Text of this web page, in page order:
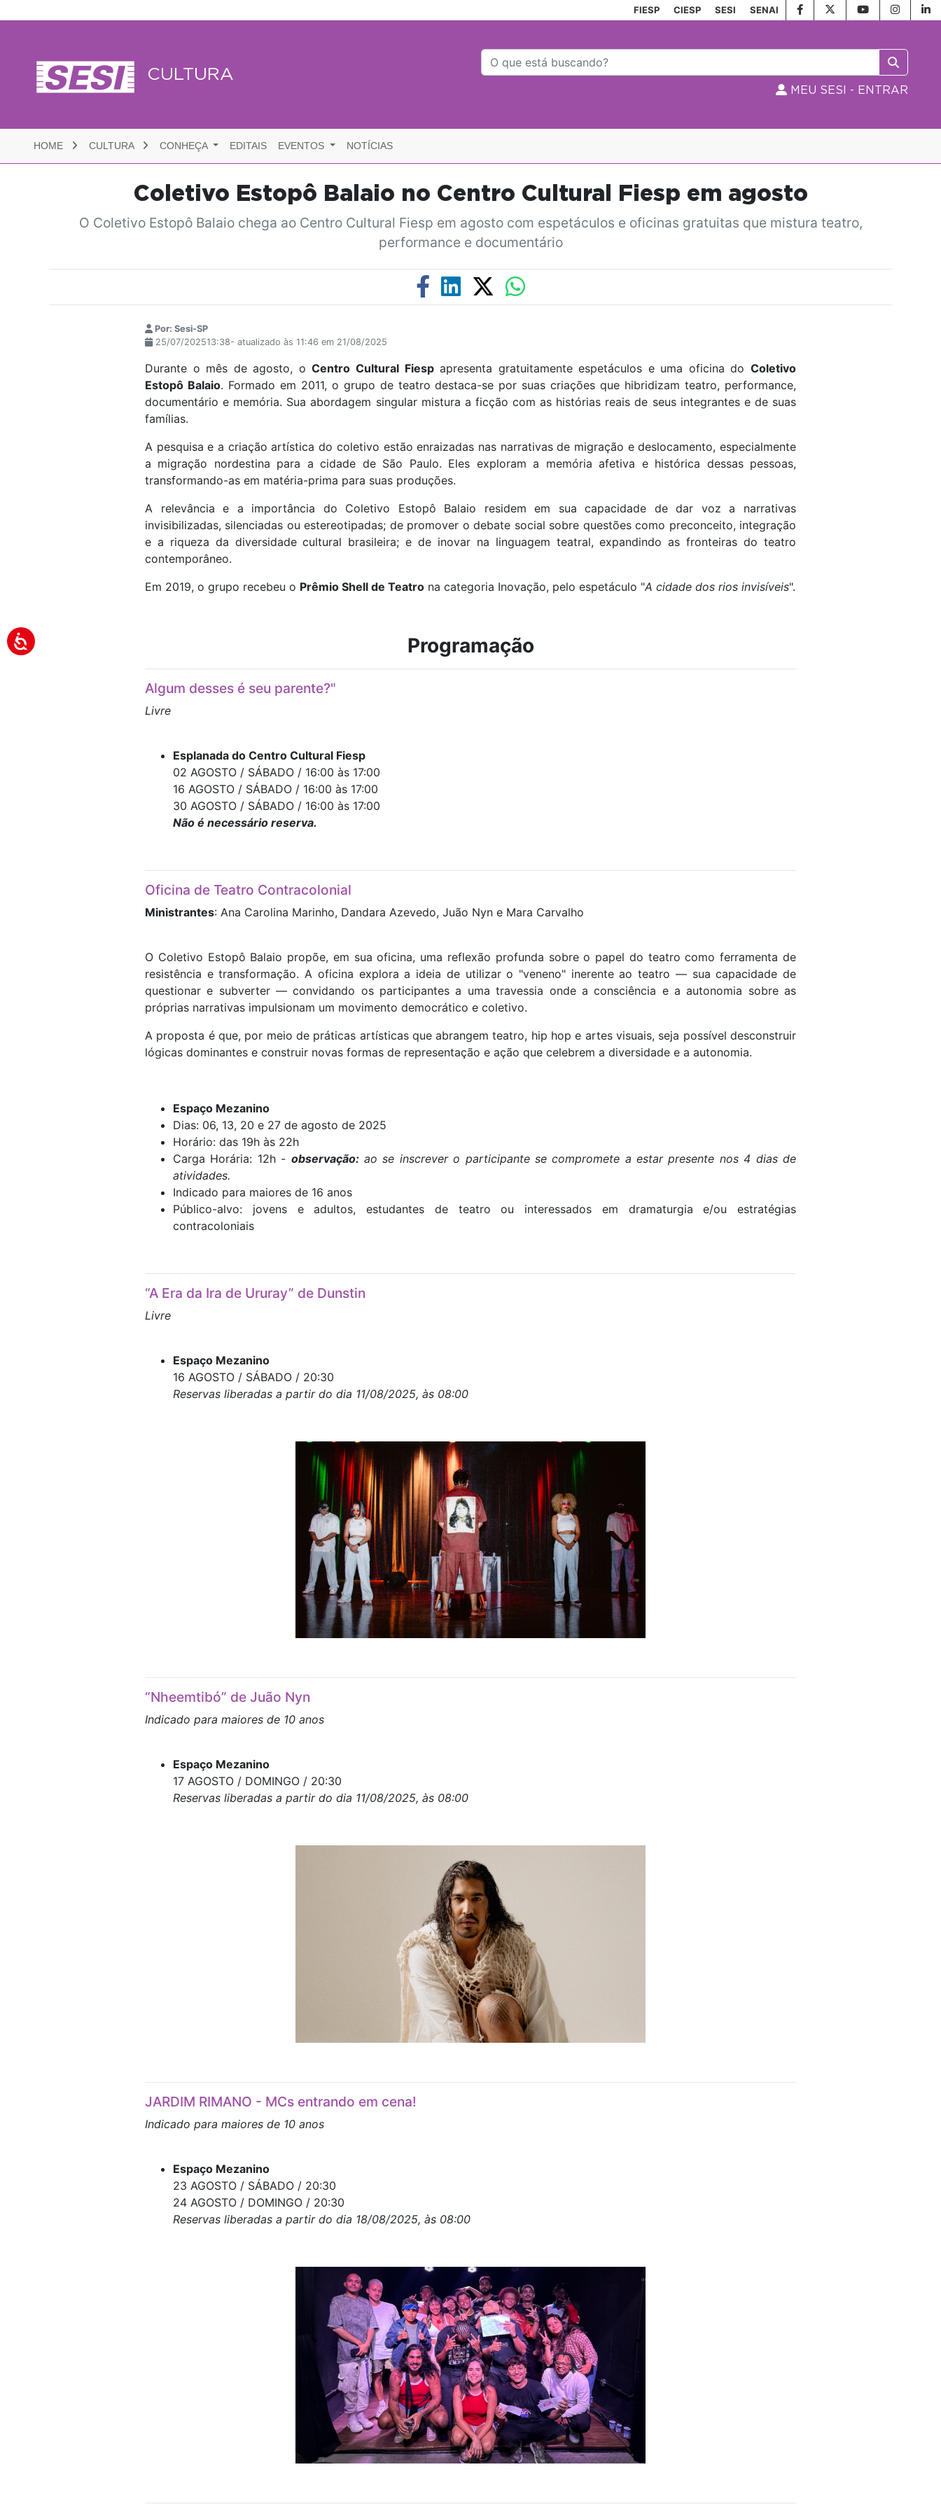
FIESP CIESP SESI SENAI
CULTURA
MEU SESI - ENTRAR
HOME CULTURA CONHEÇA EDITAIS EVENTOS NOTÍCIAS
Coletivo Estopô Balaio no Centro Cultural Fiesp em agosto
O Coletivo Estopô Balaio chega ao Centro Cultural Fiesp em agosto com espetáculos e oficinas gratuitas que mistura teatro,
performance e documentário
Por: Sesi-SP
25/07/202513:38- atualizado às 11:46 em 21/08/2025
Durante o mês de agosto, oCentro Cultural Fiespapresenta gratuitamente espetáculos e uma oficina do Coletivo
Estopô Balaio. Formado em 2011, o grupo de teatro destaca-se por suas criações que hibridizam teatro, performance,
documentário e memória. Sua abordagem singular mistura a ficção com as histórias reais de seus integrantes e de suas
famílias.
A pesquisa e a criação artística do coletivo estão enraizadas nas narrativas de migração e deslocamento, especialmente
a migração nordestina para a cidade de São Paulo. Eles exploram a memória afetiva e histórica dessas pessoas,
transformando-as em matéria-prima para suas produções.
A relevância e a importância do Coletivo Estopô Balaio residem em sua capacidade de dar voz a narrativas
invisibilizadas, silenciadas ou estereotipadas; de promover o debate social sobre questões como preconceito, integração
e a riqueza da diversidade cultural brasileira; e de inovar na linguagem teatral, expandindo as fronteiras do teatro
contemporâneo.
Em 2019, o grupo recebeu o Prêmio Shell de Teatro na categoria Inovação, pelo espetáculo "A cidade dos rios invisíveis".
Programação
Algum desses é seu parente?"
Livre
Esplanada do Centro Cultural Fiesp
02 AGOSTO / SÁBADO / 16:00 às 17:00
16 AGOSTO / SÁBADO / 16:00 às 17:00
30 AGOSTO / SÁBADO / 16:00 às 17:00
Não é necessário reserva.
Oficina de Teatro Contracolonial
Ministrantes: Ana Carolina Marinho, Dandara Azevedo, Juão Nyn e Mara Carvalho
O Coletivo Estopô Balaio propõe, em sua oficina, uma reflexão profunda sobre o papel do teatro como ferramenta de
resistência e transformação. A oficina explora a ideia de utilizar o "veneno" inerente ao teatro — sua capacidade de
questionar e subverter — convidando os participantes a uma travessia onde a consciência e a autonomia sobre as
próprias narrativas impulsionam um movimento democrático e coletivo.
A proposta é que, por meio de práticas artísticas que abrangem teatro, hip hop e artes visuais, seja possível desconstruir
lógicas dominantes e construir novas formas de representação e ação que celebrem a diversidade e a autonomia.
Espaço Mezanino
Dias: 06, 13, 20 e 27 de agosto de 2025
Horário: das 19h às 22h
Carga Horária: 12h - observação:ao se inscrever o participante se compromete a estar presente nos 4 dias de
atividades.
Indicado para maiores de 16 anos
Público-alvo: jovens e adultos, estudantes de teatro ou interessados em dramaturgia e/ou estratégias
contracoloniais
“A Era da Ira de Ururay” de Dunstin
Livre
Espaço Mezanino
16 AGOSTO / SÁBADO / 20:30
Reservas liberadas a partir do dia 11/08/2025, às 08:00
“Nheemtibó” de Juão Nyn
Indicado para maiores de 10 anos
Espaço Mezanino
17 AGOSTO / DOMINGO / 20:30
Reservas liberadas a partir do dia 11/08/2025, às 08:00
JARDIM RIMANO - MCs entrando em cena!
Indicado para maiores de 10 anos
Espaço Mezanino
23 AGOSTO / SÁBADO / 20:30
24 AGOSTO / DOMINGO / 20:30
Reservas liberadas a partir do dia 18/08/2025, às 08:00